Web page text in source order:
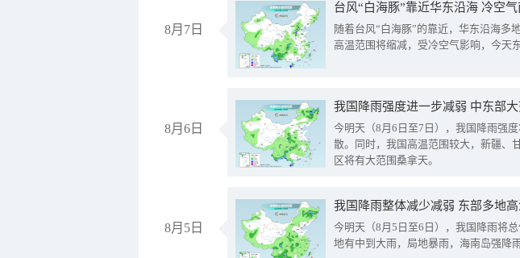
8月7日
台风“白海豚”靠近华东沿海 冷空
随着台风“白海豚”的靠近，华东沿海多
高温范围将缩减，受冷空气影响，今天
8月6日
今明天（8月6日至7日），我国降雨强
散。同时，我国高温范围较大，新疆、
区将有大范围桑拿天。
8月5日
我国降雨整体减少减弱 东部多地
今明天（8月5日至6日），我国降雨将
地有中到大雨，局地暴雨，海南岛强降